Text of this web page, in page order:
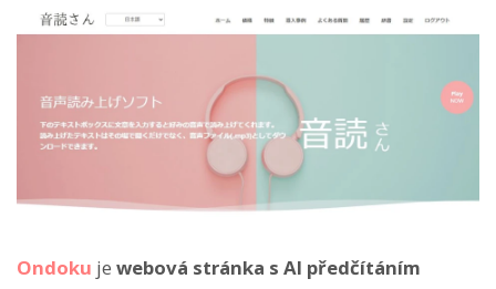
Ondoku je webová stránka s AI předčítáním